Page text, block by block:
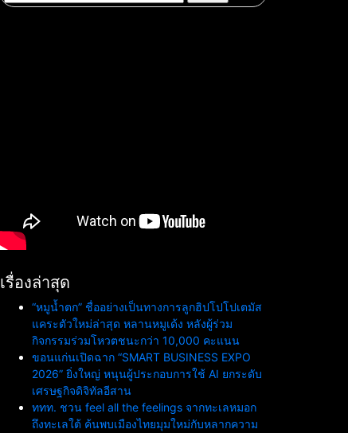
สำหรับ:
เรื่องล่าสุด
“หมูน้ำตก” ชื่ออย่างเป็นทางการลูกฮิปโปโปเตมัส
แคระตัวใหม่ล่าสุด หลานหมูเด้ง หลังผู้ร่วม
กิจกรรมร่วมโหวตชนะกว่า 10,000 คะแนน
ขอนแก่นเปิดฉาก “SMART BUSINESS EXPO
2026” ยิ่งใหญ่ หนุนผู้ประกอบการใช้ AI ยกระดับ
เศรษฐกิจดิจิทัลอีสาน
ททท. ชวน feel all the feelings จากทะเลหมอก
ถึงทะเลใต้ ค้นพบเมืองไทยมุมใหม่กับหลากความ